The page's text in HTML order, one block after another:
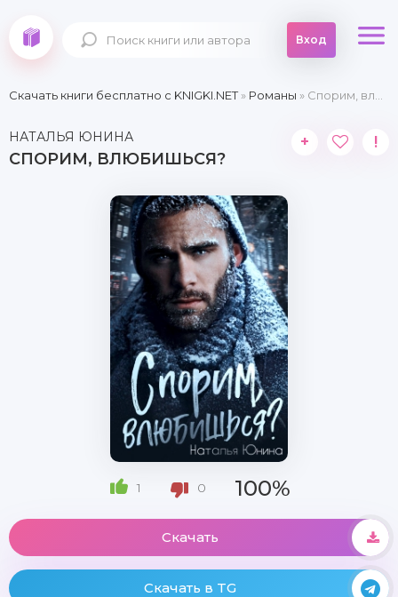
Вход
Скачать книги бесплатно c KNIGKI.NET» Романы » Спорим, влюбишься?
НАТАЛЬЯ ЮНИНА
СПОРИМ, ВЛЮБИШЬСЯ?
+ !
1 0 100%
Скачать
Скачать в TG